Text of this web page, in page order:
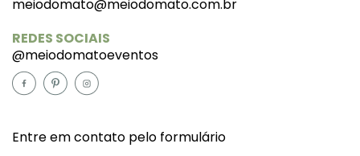
Entre em contato pelo formulário
meiodomato@meiodomato.com.br
REDES SOCIAIS
@meiodomatoeventos